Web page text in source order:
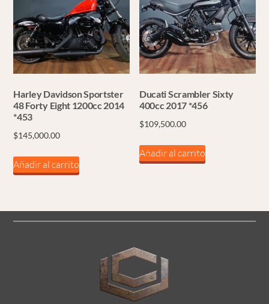
Harley Davidson Sportster
48 Forty Eight 1200cc 2014
*453
$145,000.00
Añadir al carrito
Ducati Scrambler Sixty
400cc 2017 *456
$109,500.00
Añadir al carrito